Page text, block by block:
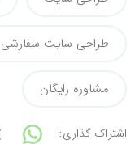
طراحی سایت سفارشی
مشاوره رایگان
اشتراک گذاری: